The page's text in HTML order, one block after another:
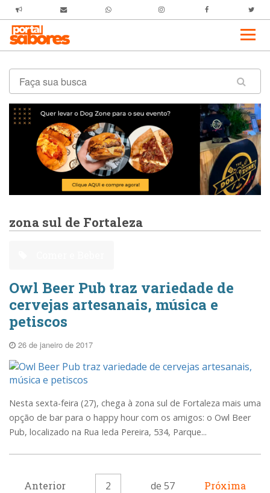
zona sul de Fortaleza
Owl Beer Pub traz variedade de
cervejas artesanais, música e
petiscos
26 de janeiro de 2017
Nesta sexta-feira (27), chega à zona sul de Fortaleza mais uma
opção de bar para o happy hour com os amigos: o Owl Beer
Pub, localizado na Rua Ieda Pereira, 534, Parque...
Anterior 2 de 57 Próxima